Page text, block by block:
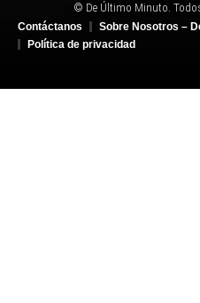
© De Último Minuto.
Contáctanos
Sobre Nosotros –
Política de privacidad